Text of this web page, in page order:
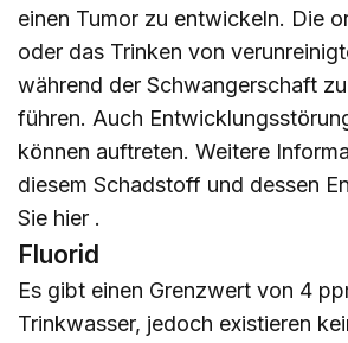
einen Tumor zu entwickeln. Die
oder das Trinken von
während der Schwangerschaft
führen. Auch
können auftreten. Weitere
diesem Schadstoff und dessen
Sie hier .
Fluorid
Es gibt einen Grenzwert von 4
Trinkwasser, jedoch existieren